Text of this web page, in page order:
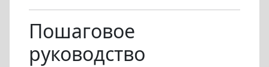
Пошаговое
руководство